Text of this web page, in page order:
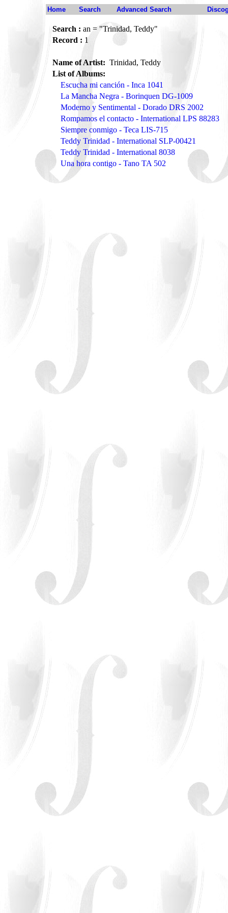
Home Search Advanced Search
Search : an = "Trinidad, Teddy"
Record : 1
Name of Artist: Trinidad, Teddy
List of Albums:
Escucha mi canción - Inca 1041
La Mancha Negra - Borinquen DG-1009
Moderno y Sentimental - Dorado DRS 2002
Rompamos el contacto - International LPS 88283
Siempre conmigo - Teca LIS-715
Teddy Trinidad - International SLP-00421
Teddy Trinidad - International 8038
Una hora contigo - Tano TA 502